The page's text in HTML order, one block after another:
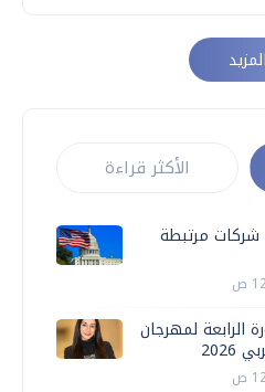
المزيد
الأكثر قراءة
مرتبطة
لمهرجان